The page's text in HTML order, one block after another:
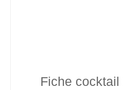
Fiche cocktail